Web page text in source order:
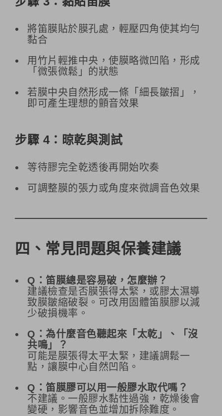
將笛膜貼於膜孔處，輕壓四角使其均勻
黏合
用竹片輕推中央，使膜略微凹陷，形成
「微張微鬆」的狀態
若膜中央自然形成一條「細長皺摺」，
即可產生理想的顫音效果
步驟 4：晾乾與測試
等待膠完全乾透後再開始吹奏
可調整膜的張力或角度來微調音色效果
四、常見問題與保養建議
Q：笛膜總是容易破，怎麼辦？
建議檢查是否膜張得太緊，或膠太濕導
致膜皺縮破裂。可改用固體笛膜膠以減
少破損機率。
Q：為什麼音色聽起來「太乾」、「沒
共鳴」？
可能是膜張得太平太緊，建議調鬆一
點，讓膜中心自然凹陷。
Q：笛膜膠可以用一般膠水取代嗎？
不建議。一般膠水黏性過強，乾燥後會
變硬，影響音色並增加拆除難度。